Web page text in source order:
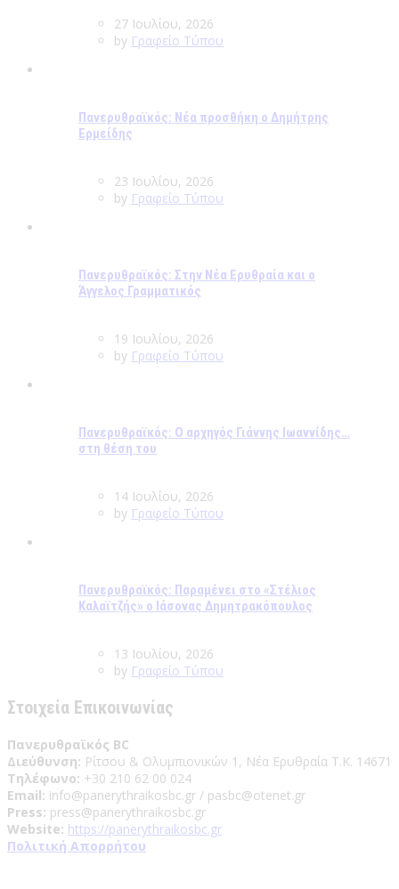
27 Ιουλίου, 2026
by Γραφείο Τύπου
Πανερυθραϊκός: Νέα προσθήκη ο Δημήτρης
Ερμείδης
23 Ιουλίου, 2026
by Γραφείο Τύπου
Πανερυθραϊκός: Στην Νέα Ερυθραία και ο
Άγγελος Γραμματικός
19 Ιουλίου, 2026
by Γραφείο Τύπου
Πανερυθραϊκός: Ο αρχηγός Γιάννης Ιωαννίδης…
στη θέση του
14 Ιουλίου, 2026
by Γραφείο Τύπου
Πανερυθραϊκός: Παραμένει στο «Στέλιος
Καλαϊτζής» ο Ιάσονας Δημητρακόπουλος
13 Ιουλίου, 2026
by Γραφείο Τύπου
Στοιχεία Επικοινωνίας
Πανερυθραϊκός BC
Διεύθυνση: Ρίτσου & Ολυμπιονικών 1, Νέα Ερυθραία Τ.Κ. 14671
Τηλέφωνο: +30 210 62 00 024
Email: info@panerythraikosbc.gr / pasbc@otenet.gr
Press: press@panerythraikosbc.gr
Website: https://panerythraikosbc.gr
Πολιτική Απορρήτου